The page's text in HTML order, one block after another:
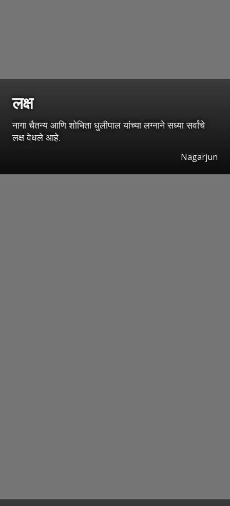
लक्ष
नागा चैतन्य आणि शोभिता धुलीपाल यांच्या लग्नाने सध्या सर्वांचे
लक्ष वेधले आहे.
Nagarjun